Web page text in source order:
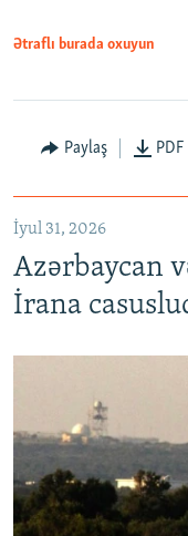
Ətraflı burada oxuyun
Paylaş PDF
İyul 31, 2026
Azərbaycan
İrana